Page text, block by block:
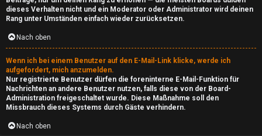
A
Q
dieses Verhalten nicht und ein Moderator oder Administrator wird deinen
Rang unter Umständen einfach wieder zurücksetzen.
Nach oben
Wenn ich bei einem Benutzer auf den E-Mail-Link klicke, werde ich
aufgefordert, mich anzumelden.
Nur registrierte Benutzer dürfen die foreninterne E-Mail-Funktion für
Nachrichten an andere Benutzer nutzen, falls diese von der Board-
Administration freigeschaltet wurde. Diese Maßnahme soll den
Missbrauch dieses Systems durch Gäste verhindern.
Nach oben
d
e
↳
e
P